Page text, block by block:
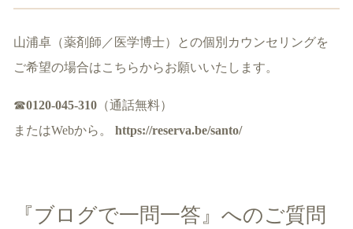
山浦卓（薬剤師／医学博士）との個別カウンセリングを
ご希望の場合はこちらからお願いいたします。
☎0120-045-310（通話無料）
またはWebから。 https://reserva.be/santo/
『ブログで一問一答』へのご質問